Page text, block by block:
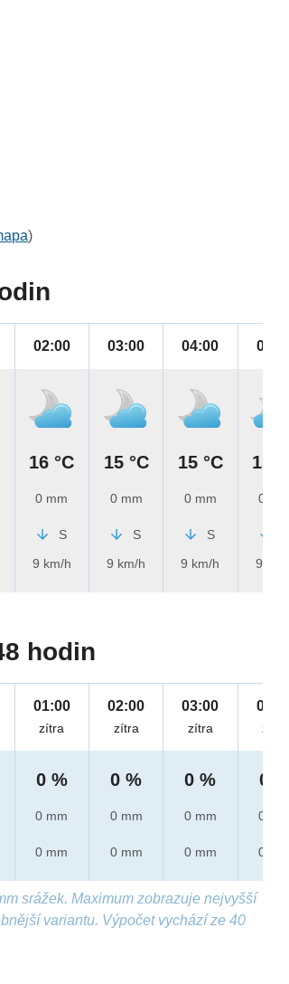
)
02:00
16 °C
0 mm
S
9 km/h
03:00
15 °C
0 mm
S
9 km/h
04:00
15 °C
0 mm
S
9 km/h
05:00
15 °C
0 mm
9 km/h
hodin
01:00
zítra
0 %
0 mm
0 mm
02:00
zítra
0 %
0 mm
0 mm
03:00
zítra
0 %
0 mm
0 mm
04:00
zítra
0 %
0 mm
0 mm
srážek. Maximum zobrazuje nejvyšší
variantu. Výpočet vychází ze 40